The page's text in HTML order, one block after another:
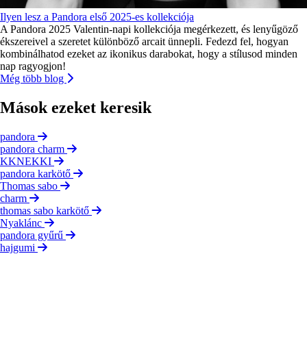
Ilyen lesz a Pandora első 2025-es kollekciója
A Pandora 2025 Valentin-napi kollekciója megérkezett, és lenyűgöző
ékszereivel a szeretet különböző arcait ünnepli. Fedezd fel, hogyan
kombinálhatod ezeket az ikonikus darabokat, hogy a stílusod minden
nap ragyogjon!
Még több blog
Mások ezeket keresik
pandora
pandora charm
KKNEKKI
pandora karkötő
Thomas sabo
charm
thomas sabo karkötő
Nyaklánc
pandora gyűrű
hajgumi